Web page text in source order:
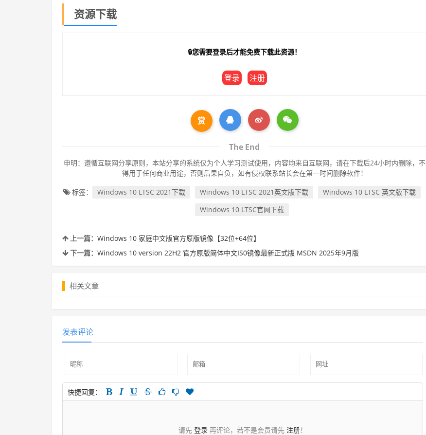
资源下载
🔒您需要登录后才能免费下载此资源！
登录 注册
赏
The End
申明：遵循互联网分享原则，本站分享的系统仅为个人学习测试使用，内容均来自互联网，请在下载后24小时内删除，不
得用于任何商业用途，否则后果自负，如有侵权联系站长会在第一时间删除软件！
标签： Windows 10 LTSC 2021下载 Windows 10 LTSC 2021英文版下载
Windows 10 LTSC 英文版下载
Windows 10 LTSC官网下载
上一篇： Windows 10 家庭中文版官方原版镜像【32位+64位】
下一篇： Windows 10 version 22H2 官方原版简体中文IS0镜像最新正式版 MSDN 2025年9月版
相关文章
发表评论
快捷回复：
请先 登录 再评论，若不是会员请先 注册！